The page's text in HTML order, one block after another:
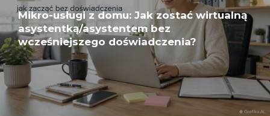
Mikro-usługi z domu: Jak zostać wirtualną
asystentką/asystentem bez
wcześniejszego doświadczenia?